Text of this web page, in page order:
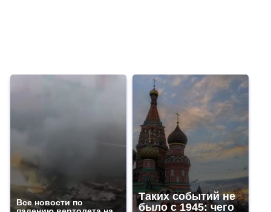
Все новости по
Таких событий не
было с 1945: чего